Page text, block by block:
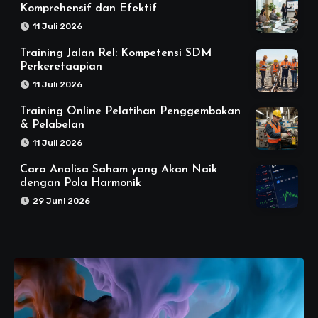
Komprehensif dan Efektif
11 Juli 2026
Training Jalan Rel: Kompetensi SDM
Perkeretaapian
11 Juli 2026
Training Online Pelatihan Penggembokan
& Pelabelan
11 Juli 2026
Cara Analisa Saham yang Akan Naik
dengan Pola Harmonik
29 Juni 2026